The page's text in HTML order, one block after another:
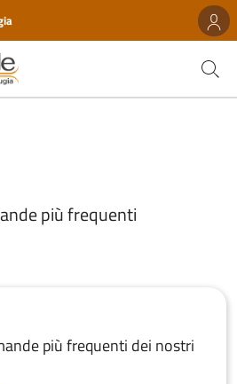
più frequenti
più frequenti dei nostri